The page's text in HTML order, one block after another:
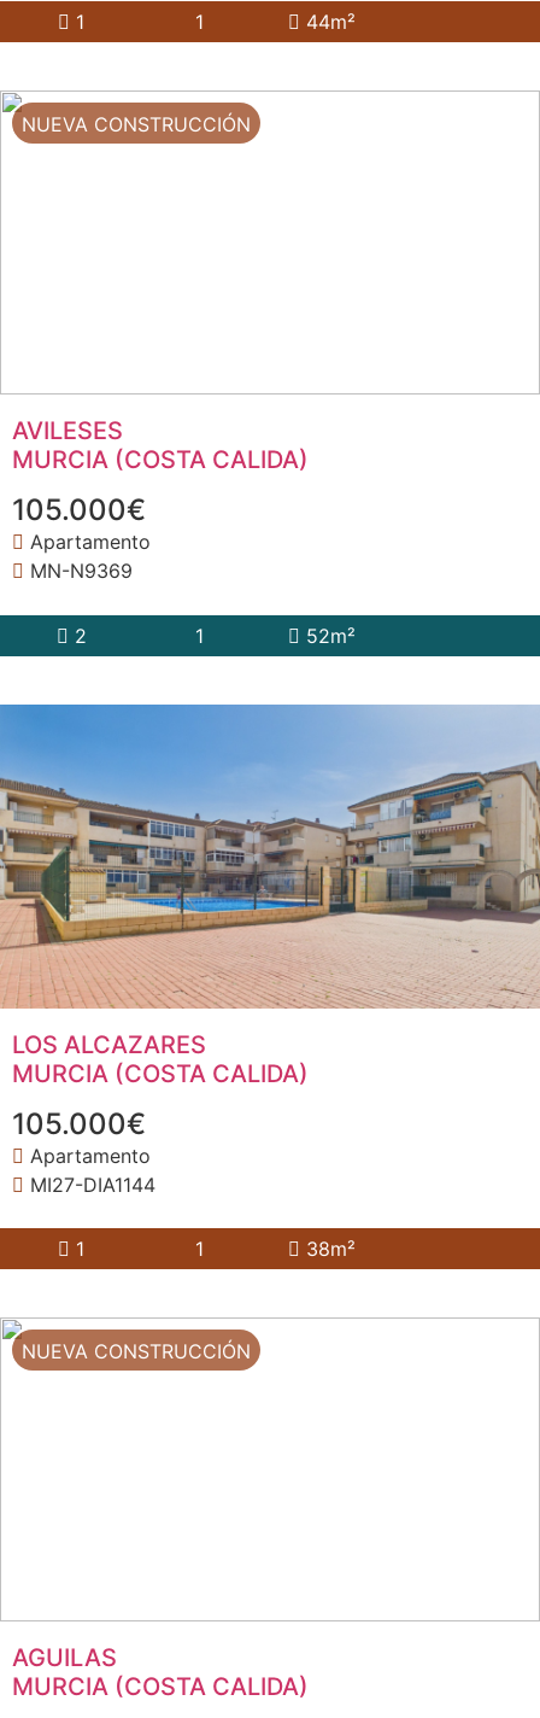
1 1 44m²
NUEVA CONSTRUCCIÓN
AVILESES
MURCIA (COSTA CALIDA)
105.000€
Apartamento
MN-N9369
2 1 52m²
LOS ALCAZARES
MURCIA (COSTA CALIDA)
105.000€
Apartamento
MI27-DIA1144
1 1 38m²
NUEVA CONSTRUCCIÓN
AGUILAS
MURCIA (COSTA CALIDA)